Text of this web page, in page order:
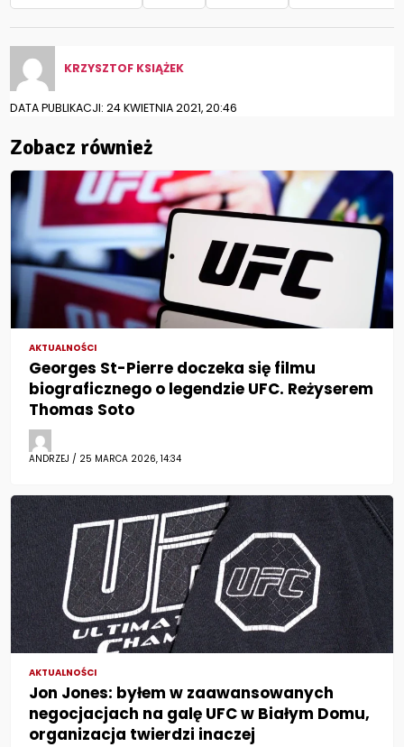
KRZYSZTOF KSIĄŻEK
DATA PUBLIKACJI: 24 KWIETNIA 2021, 20:46
Zobacz również
AKTUALNOŚCI
Georges St-Pierre doczeka się filmu
biograficznego o legendzie UFC. Reżyserem
Thomas Soto
ANDRZEJ / 25 MARCA 2026, 14:34
AKTUALNOŚCI
Jon Jones: byłem w zaawansowanych
negocjacjach na galę UFC w Białym Domu,
organizacja twierdzi inaczej